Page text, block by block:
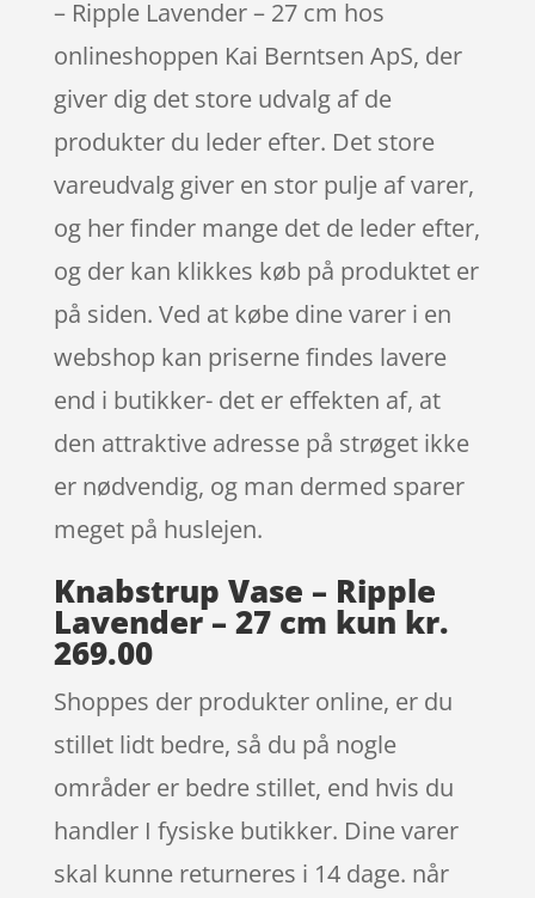
– Ripple Lavender – 27 cm hos
onlineshoppen Kai Berntsen ApS, der
giver dig det store udvalg af de
produkter du leder efter. Det store
vareudvalg giver en stor pulje af varer,
og her finder mange det de leder efter,
og der kan klikkes køb på produktet er
på siden. Ved at købe dine varer i en
webshop kan priserne findes lavere
end i butikker- det er effekten af, at
den attraktive adresse på strøget ikke
er nødvendig, og man dermed sparer
meget på huslejen.
Knabstrup Vase – Ripple
Lavender – 27 cm kun kr.
269.00
Shoppes der produkter online, er du
stillet lidt bedre, så du på nogle
områder er bedre stillet, end hvis du
handler I fysiske butikker. Dine varer
skal kunne returneres i 14 dage. når